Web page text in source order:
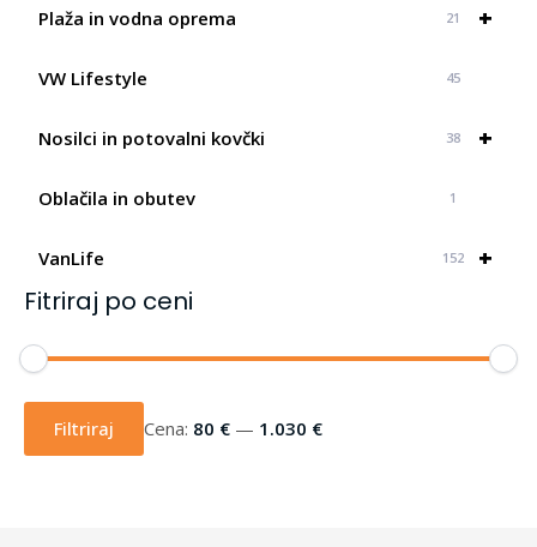
+
Plaža in vodna oprema 21
VW Lifestyle 45
+
Nosilci in potovalni kovčki 38
Oblačila in obutev 1
+
VanLife 152
Fitriraj po ceni
Min
cena
Max
cenaFiltriraj Cena: 80 € — 1.030 €